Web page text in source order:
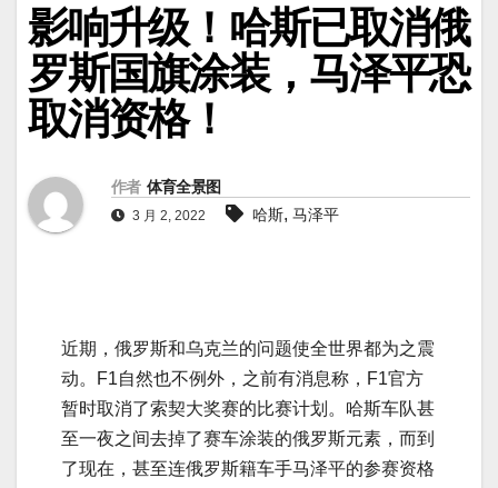
影响升级！哈斯已取消俄
罗斯国旗涂装，马泽平恐
取消资格！
作者 体育全景图
3 月 2, 2022 哈斯, 马泽平
近期，俄罗斯和乌克兰的问题使全世界都为之震
动。F1自然也不例外，之前有消息称，F1官方
暂时取消了索契大奖赛的比赛计划。哈斯车队甚
至一夜之间去掉了赛车涂装的俄罗斯元素，而到
了现在，甚至连俄罗斯籍车手马泽平的参赛资格